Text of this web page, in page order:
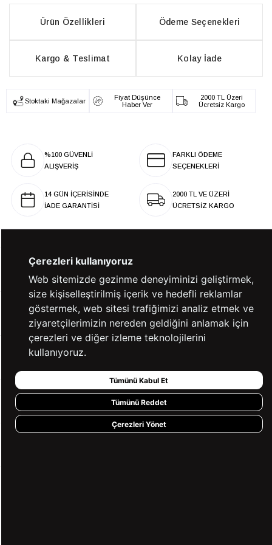
Ürün Özellikleri Ödeme Seçenekleri
Kargo & Teslimat Kolay İade
Stoktaki Mağazalar
Fiyat Düşünce
Haber Ver
2000 TL Üzeri
Ücretsiz Kargo
%100 GÜVENLİ
ALIŞVERİŞ
FARKLI ÖDEME
SEÇENEKLERİ
14 GÜN İÇERİSİNDE
İADE GARANTİSİ
2000 TL VE ÜZERİ
ÜCRETSİZ KARGO
KURUMSAL
KATEGORİLER
YARDIM
BİZE ULAŞIN
Çerezleri kullanıyoruz
Web sitemizde gezinme deneyiminizi geliştirmek,
size kişiselleştirilmiş içerik ve hedefli reklamlar
göstermek, web sitesi trafiğimizi analiz etmek ve
ziyaretçilerimizin nereden geldiğini anlamak için
çerezleri ve diğer izleme teknolojilerini
kullanıyoruz.
Tümünü Kabul Et
Tümünü Reddet
Çerezleri Yönet